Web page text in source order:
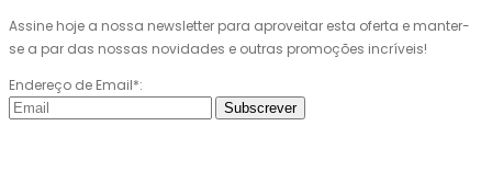
Assine hoje a nossa newsletter para aproveitar esta oferta e manter-
se a par das nossas novidades e outras promoções incríveis!
Endereço de Email*:
Subscrever